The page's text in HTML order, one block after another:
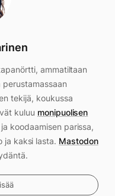
ammatiltaan
tekijä, koukussa
kuluu monipuolisen
koodaamisen parissa,
ja kaksi lasta. Mastodon